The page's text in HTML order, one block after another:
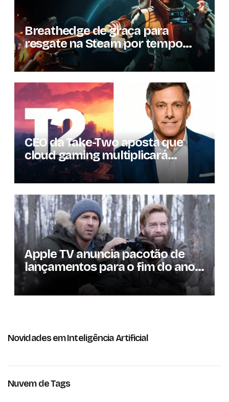
Breathedge de graça para
resgate na Steam por tempo
limitado
CEO da Take-Two aposta que
cloud gaming multiplicará
mercado de jogos por 10 em três
anos
Apple TV anuncia pacotão de
lançamentos para o fim do ano;
conheça as produções
Novidades em Inteligência Artificial
Nuvem de Tags